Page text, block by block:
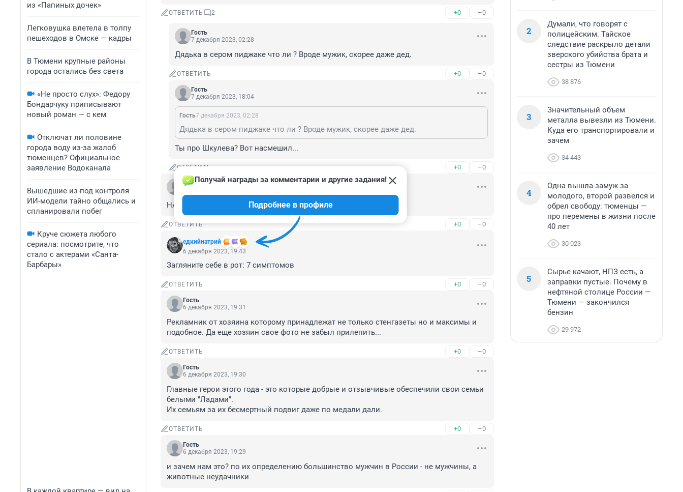
из «Папиных дочек»
Легковушка влетела в толпу
пешеходов в Омске — кадры
В Тюмени крупные районы
города остались без света
«Не просто слух»: Федору
Бондарчуку приписывают
новый роман — с кем
Отключат ли половине
города воду из-за жалоб
тюменцев? Официальное
заявление Водоканала
Вышедшие из-под контроля
ИИ-модели тайно общались и
спланировали побег
Круче сюжета любого
сериала: посмотрите, что
стало с актерами «Санта-
Барбары»
ОТВЕТИТЬ 2 +0 –0
Гость
7 декабря 2023, 02:28
Дядька в сером пиджаке что ли ? Вроде мужик, скорее даже дед.
ОТВЕТИТЬ +0 –0
Гость
7 декабря 2023, 18:04
Гость7 декабря 2023, 02:28
Дядька в сером пиджаке что ли ? Вроде мужик, скорее даже дед.
Ты про Шкулева? Вот насмешил...
ОТВЕТИТЬ +0 –0
Гость
НАСТ. МУЖ ЗА СТАНКОМ СТОЯНТ и т.д КУВАЛДОРЙ МАШУТ!
ОТВЕТИТЬ +0 –0
едкийнатрий
Получай награды за комментарии и другие задания!
Подробнее в профиле
6 декабря 2023, 19:43
Загляните себе в рот: 7 симптомов
ОТВЕТИТЬ +0 –0
Гость
6 декабря 2023, 19:31
Рекламник от хозяина которому принадлежат не только стенгазеты но и максимы и
подобное. Да еще хозяин свое фото не забыл прилепить...
ОТВЕТИТЬ +0 –0
Гость
6 декабря 2023, 19:30
Главные герои этого года - это которые добрые и отзывчивые обеспечили свои семьи
белыми "Ладами".
Их семьям за их бесмертный подвиг даже по медали дали.
ОТВЕТИТЬ +0 –0
Гость
6 декабря 2023, 19:29
и зачем нам это? по их определению большинство мужчин в России - не мужчины, а
животные неудачники
2
Думали, что говорят с
полицейским. Тайское
следствие раскрыло детали
зверского убийства брата и
сестры из Тюмени
38 876
3
Значительный объем
металла вывезли из Тюмени.
Куда его транспортировали и
зачем
34 443
4
Одна вышла замуж за
молодого, второй развелся и
обрел свободу: тюменцы —
про перемены в жизни после
40 лет
30 023
5
Сырье качают, НПЗ есть, а
заправки пустые. Почему в
нефтяной столице России —
Тюмени — закончился
бензин
29 972